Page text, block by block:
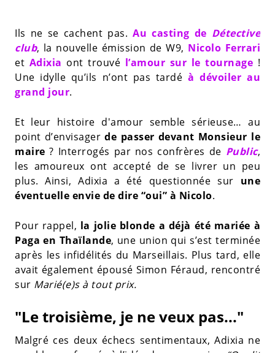
Ils ne se cachent pas. Au casting de Détective
club, la nouvelle émission de W9, Nicolo Ferrari
et Adixia ont trouvé l’amour sur le tournage !
Une idylle qu’ils n’ont pas tardéà dévoiler au
grand jour.
Et leur histoire d'amour semble sérieuse… au
point d’envisagerde passer devant Monsieur le
maire? Interrogés par nos confrères de Public,
les amoureux ont accepté de se livrer un peu
plus. Ainsi, Adixia a été questionnée sur une
éventuelle envie de dire “oui” à Nicolo.
Pour rappel, la jolie blonde a déjà été mariée à
Paga en Thaïlande, une union qui s’est terminée
après les infidélités du Marseillais. Plus tard, elle
avait également épousé Simon Féraud, rencontré
sur Marié(e)s à tout prix.
"Le troisième, je ne veux pas..."
Malgré ces deux échecs sentimentaux, Adixia ne